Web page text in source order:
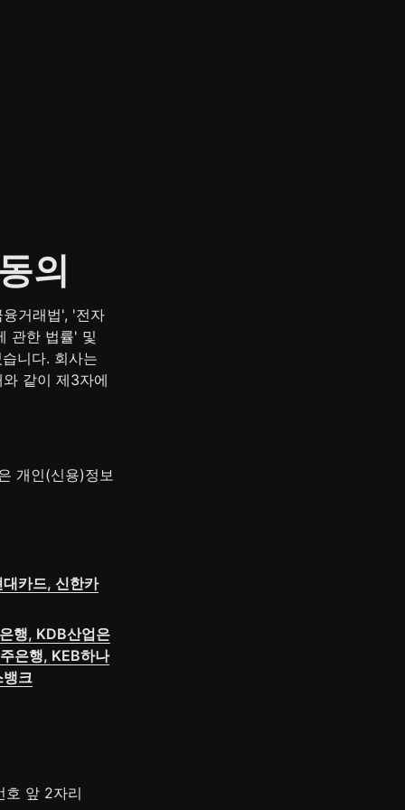
의
거래법', '전자
관한 법률' 및
니다. 회사는
같이 제3자에
개인(신용)정보
카드, 신한카
행, KDB산업은
은행, KEB하나
뱅크
호 앞 2자리